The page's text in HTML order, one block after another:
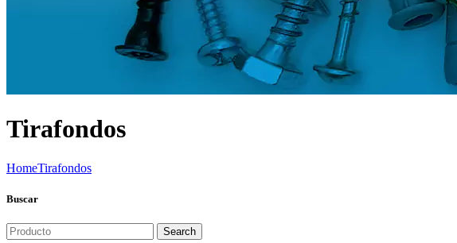
Tirafondos
HomeTirafondos
Buscar
Search